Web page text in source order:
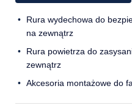
Rura wydechowa do
na zewnątrz
Rura powietrza do
zewnątrz
Akcesoria montażowe do